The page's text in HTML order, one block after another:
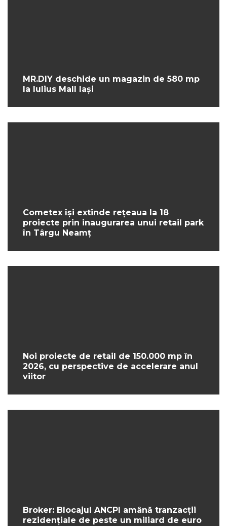
MR.DIY deschide un magazin de 580 mp
la Iulius Mall Iași
Cometex își extinde rețeaua la 18
proiecte prin inaugurarea unui retail park
în Târgu Neamț
Noi proiecte de retail de 150.000 mp în
2026, cu perspective de accelerare anul
viitor
Broker: Blocajul ANCPI amână tranzacții
rezidențiale de peste un miliard de euro